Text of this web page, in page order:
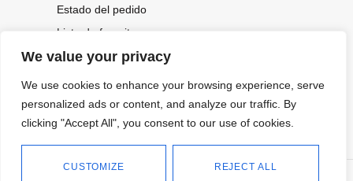
We value your privacy
We use cookies to enhance your browsing experience, serve
personalized ads or content, and analyze our traffic. By
clicking "Accept All", you consent to our use of cookies.
CUSTOMIZE REJECT ALL
Estado del pedido
Lista de favoritos
CONOCE NUESTRAS NOVEDADES,
OFERTAS...